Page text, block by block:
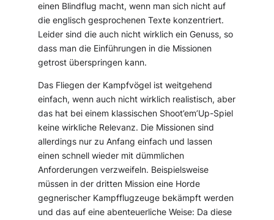
einen Blindflug macht, wenn man sich nicht auf
die englisch gesprochenen Texte konzentriert.
Leider sind die auch nicht wirklich ein Genuss, so
dass man die Einführungen in die Missionen
getrost überspringen kann.
Das Fliegen der Kampfvögel ist weitgehend
einfach, wenn auch nicht wirklich realistisch, aber
das hat bei einem klassischen Shoot’em’Up-Spiel
keine wirkliche Relevanz. Die Missionen sind
allerdings nur zu Anfang einfach und lassen
einen schnell wieder mit dümmlichen
Anforderungen verzweifeln. Beispielsweise
müssen in der dritten Mission eine Horde
gegnerischer Kampfflugzeuge bekämpft werden
und das auf eine abenteuerliche Weise: Da diese